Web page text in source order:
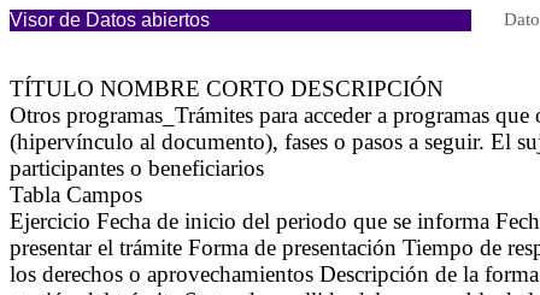
Visor de Datos abiertos
TÍTULO NOMBRE CORTO DESCRIPCIÓN
Otros programas_Trámites para acceder a programas
(hipervínculo al documento), fases o pasos a seguir. El
participantes o beneficiarios
Tabla Campos
Ejercicio Fecha de inicio del periodo que se informa
presentar el trámite Forma de presentación Tiempo de
los derechos o aprovechamientos Descripción de la